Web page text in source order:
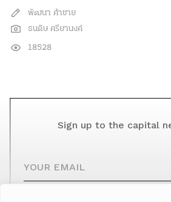
พัฒนา ค้าขาย
ธนดิษ ศรียานงค์
18528
Sign up to the capital